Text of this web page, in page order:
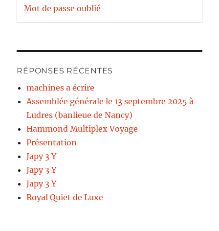
Mot de passe oublié
RÉPONSES RÉCENTES
machines a écrire
Assemblée générale le 13 septembre 2025 à
Ludres (banlieue de Nancy)
Hammond Multiplex Voyage
Présentation
Japy 3 Y
Japy 3 Y
Japy 3 Y
Royal Quiet de Luxe